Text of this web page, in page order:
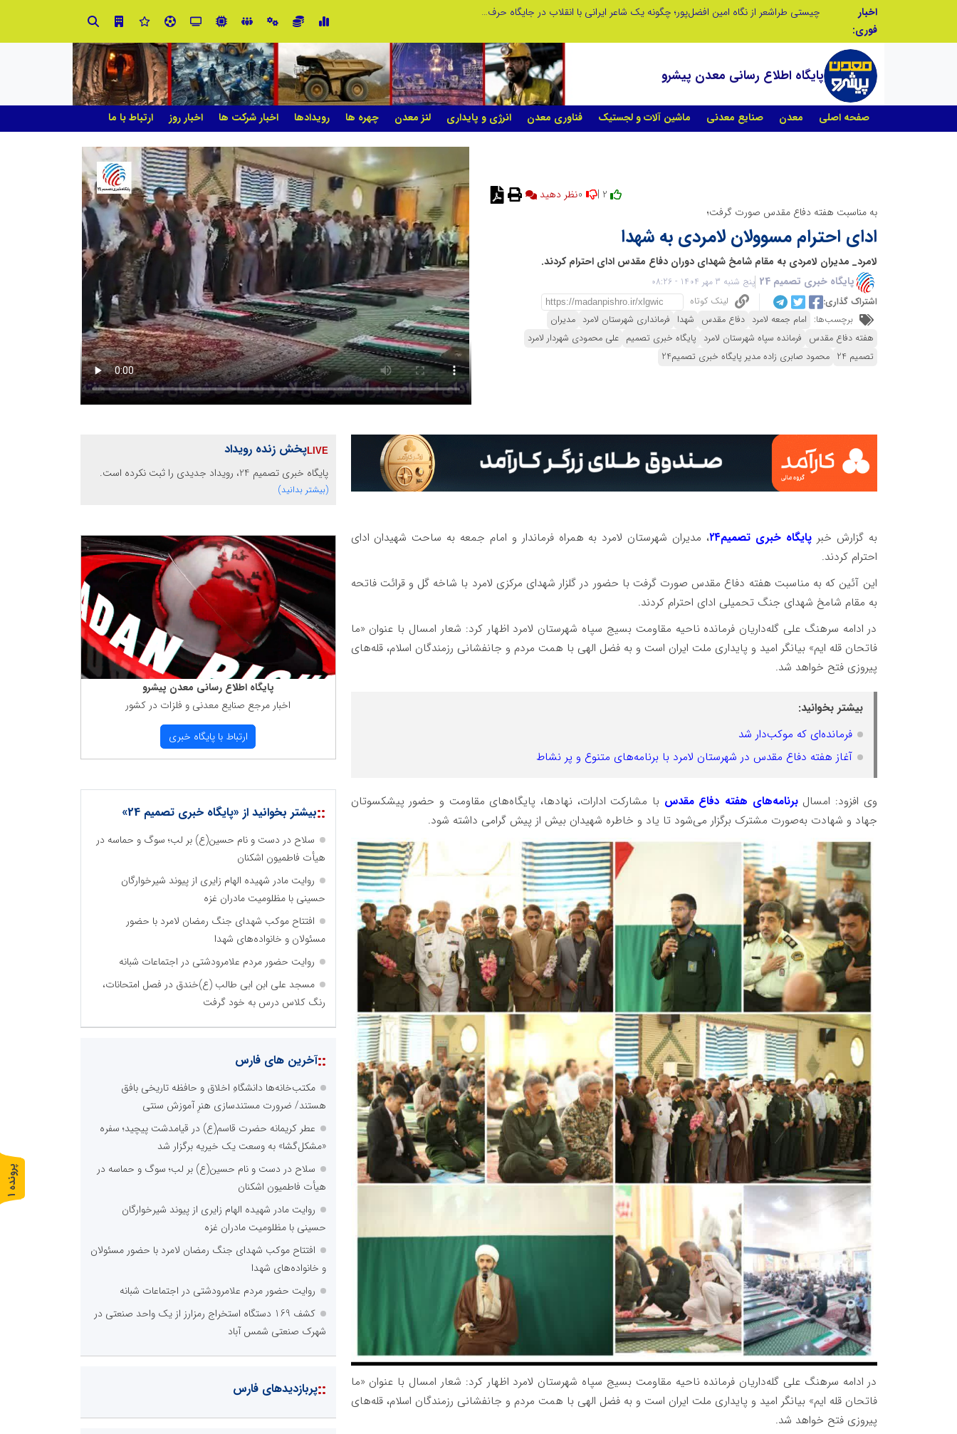
اخبار
فوری:
چیستی طراشعر از نگاه امین افضل‌پور؛ چگونه یک شاعر ایرانی با انقلاب در جایگاه حرف، شعر را از متن خطی به میدان ادراک بصری تبدیل کرد؟
پایگاه اطلاع رسانی معدن پیشرو
صفحه اصلی معدن صنایع معدنی ماشین آلات و لجستیک فناوری معدن انرژی و پایداری لنز معدن چهره ها رویدادها اخبار شرکت ها اخبار روز ارتباط با ما
نظر دهید
به مناسبت هفته دفاع مقدس صورت گرفت؛
ادای احترام مسوولان لامردی به شهدا
لامرد_ مدیران لامردی به مقام شامخ شهدای دوران دفاع مقدس ادای احترام کردند.
پایگاه خبری تصمیم 24
پنج شنبه 3 مهر 1404 - 08:26
اشتراک گذاری:
لینک کوتاه
برچسب‌ها: امام جمعه لامرد دفاع مقدس شهدا فرمانداری شهرستان لامرد مدیران
هفته دفاع مقدس فرمانده سپاه شهرستان لامرد پایگاه خبری تصمیم علی محمودی شهردار لامرد
تصمیم 24
محمود صابری زاده مدیر پایگاه خبری تصمیم24
به گزارش خبر پایگاه خبری تصمیم۲۴
، مدیران شهرستان لامرد به همراه فرماندار و امام جمعه به ساحت شهیدان ادای
احترام کردند.
این آئین که به مناسبت هفته دفاع مقدس صورت گرفت با حضور در گلزار شهدای مرکزی لامرد با شاخه گل و قرائت فاتحه
به مقام شامخ شهدای جنگ تحمیلی ادای احترام کردند.
در ادامه سرهنگ علی گله‌داریان فرمانده ناحیه مقاومت بسیج سپاه شهرستان لامرد اظهار کرد: شعار امسال با عنوان «ما
فاتحان قله ایم» بیانگر امید و پایداری ملت ایران است و به فضل الهی با همت مردم و جانفشانی رزمندگان اسلام، قله‌های
پیروزی فتح خواهد شد.
بیشتر بخوانید:
فرمانده‌ای که موکب‌دار شد
آغاز هفته دفاع مقدس در شهرستان لامرد با برنامه‌های متنوع و پر نشاط
وی افزود: امسالبرنامه‌های هفته دفاع مقدس با مشارکت ادارات، نهادها، پایگاه‌های مقاومت و حضور پیشکسوتان
جهاد و شهادت به‌صورت مشترک برگزار می‌شود تا یاد و خاطره شهیدان بیش از پیش گرامی داشته شود.
در ادامه سرهنگ علی گله‌داریان فرمانده ناحیه مقاومت بسیج سپاه شهرستان لامرد اظهار کرد: شعار امسال با عنوان «ما
فاتحان قله ایم» بیانگر امید و پایداری ملت ایران است و به فضل الهی با همت مردم و جانفشانی رزمندگان اسلام، قله‌های
پیروزی فتح خواهد شد.
پخش زنده رویداد
پایگاه خبری تصمیم 24، رویداد جدیدی را ثبت نکرده است.
(بیشتر بدانید)
پایگاه اطلاع رسانی معدن پیشرو
اخبار مرجع صنایع معدنی و فلزات در كشور
ارتباط با پایگاه خبری
::بیشتر بخوانید از «پایگاه خبری تصمیم 24»
سلاح در دست و نام حسین(ع) بر لب؛ سوگ و حماسه در
هیأت فاطمیون اشکنان
روایت مادر شهیده الهام زایری از پیوند شیرخوارگان
حسینی با مظلومیت مادران غزه
افتتاح موکب شهدای جنگ رمضان لامرد با حضور
مسئولان و خانواده‌های شهدا
روایت حضور مردم علامرودشتی در اجتماعات شبانه
مسجد علی ابن ابی طالب (ع)خندق در فصل امتحانات،
رنگ کلاس درس به خود گرفت
::آخرین های فارس
مکتب‌خانه‌ها دانشگاهِ اخلاق و حافظه تاریخی بافق
هستند/ ضرورت مستندسازی هنرِ آموزش سنتی
عطر کریمانه حضرت قاسم(ع) در قیامدشت پیچید؛ سفره
«مشکل‌گشا» به وسعت یک خیریه برگزار شد
سلاح در دست و نام حسین(ع) بر لب؛ سوگ و حماسه در
هیأت فاطمیون اشکنان
روایت مادر شهیده الهام زایری از پیوند شیرخوارگان
حسینی با مظلومیت مادران غزه
افتتاح موکب شهدای جنگ رمضان لامرد با حضور مسئولان
و خانواده‌های شهدا
روایت حضور مردم علامرودشتی در اجتماعات شبانه
کشف 169 دستگاه استخراج رمزارز از یک واحد صنعتی در
شهرک صنعتی شمس آباد
::پربازدیدهای فارس
پ
ر
و
ن
د
ه
1